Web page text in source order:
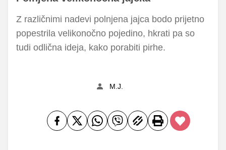
Z različnimi nadevi polnjena jajca bodo prijetno
popestrila velikonočno pojedino, hkrati pa so
tudi odlična ideja, kako porabiti pirhe.
M.J.